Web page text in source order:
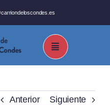
Anterior Siguiente